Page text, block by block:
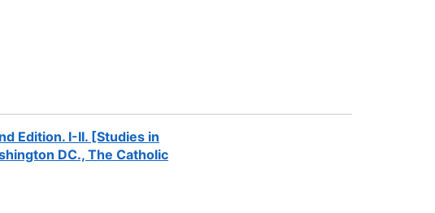
Edition. I-II. [Studies in
DC., The Catholic